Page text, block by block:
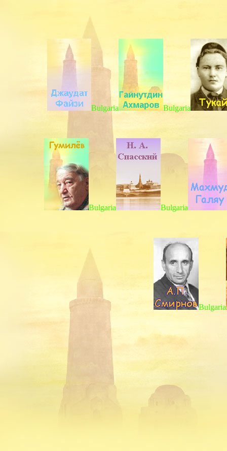
Bulgaria Bulgaria
Bulgaria Bulgaria
Bulgaria